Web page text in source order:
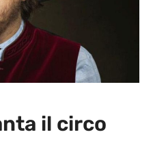
il circo